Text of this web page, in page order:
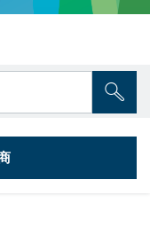
6件装）